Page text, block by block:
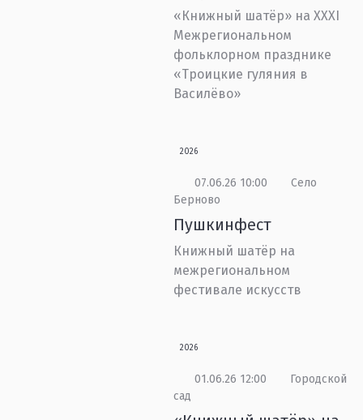
«Книжный шатёр» на XXXI
Межрегиональном
фольклорном празднике
«Троицкие гуляния в
Василёво»
2026
07.06.26 10:00
Село
Берново
Пушкинфест
Книжный шатёр на
межрегиональном
фестивале искусств
2026
01.06.26 12:00
Городской
сад